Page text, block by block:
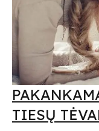
TIESŲ